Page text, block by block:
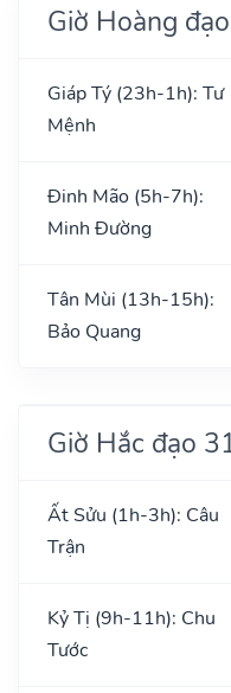
Giờ Hoàng
Giáp Tý (23h-1h): Tư
Mệnh
Đinh Mão (5h-7h):
Minh Đường
Tân Mùi (13h-15h):
Bảo Quang
Giờ Hắc đạo
Ất Sửu (1h-3h): Câu
Trận
Kỷ Tị (9h-11h): Chu
Tước